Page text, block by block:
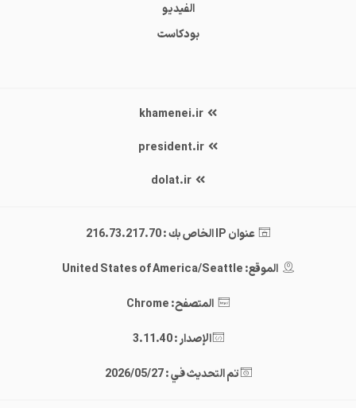
الفيديو
بودكاست
khamenei.ir
president.ir
dolat.ir
عنوان IP الخاص بك : 216.73.217.70
الموقع: United States of America/Seattle
المتصفح: Chrome
الإصدار : 3.11.40
تم التحديث في : 2026/05/27